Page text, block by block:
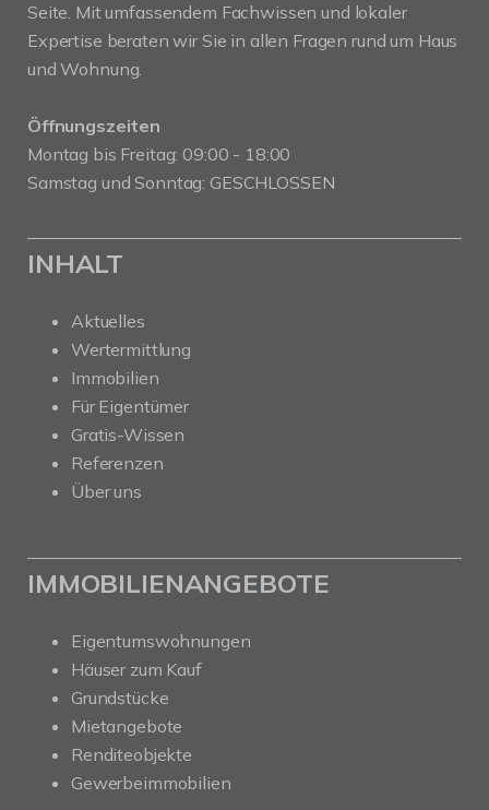
Seite. Mit umfassendem Fachwissen und lokaler
Expertise beraten wir Sie in allen Fragen rund um Haus
und Wohnung.
Öffnungszeiten
Montag bis Freitag: 09:00 - 18:00
Samstag und Sonntag: GESCHLOSSEN
INHALT
Aktuelles
Wertermittlung
Immobilien
Für Eigentümer
Gratis-Wissen
Referenzen
Über uns
IMMOBILIENANGEBOTE
Eigentumswohnungen
Häuser zum Kauf
Grundstücke
Mietangebote
Renditeobjekte
Gewerbeimmobilien